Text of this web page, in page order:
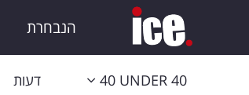
הנבחרת
40 UNDER 40 דעות